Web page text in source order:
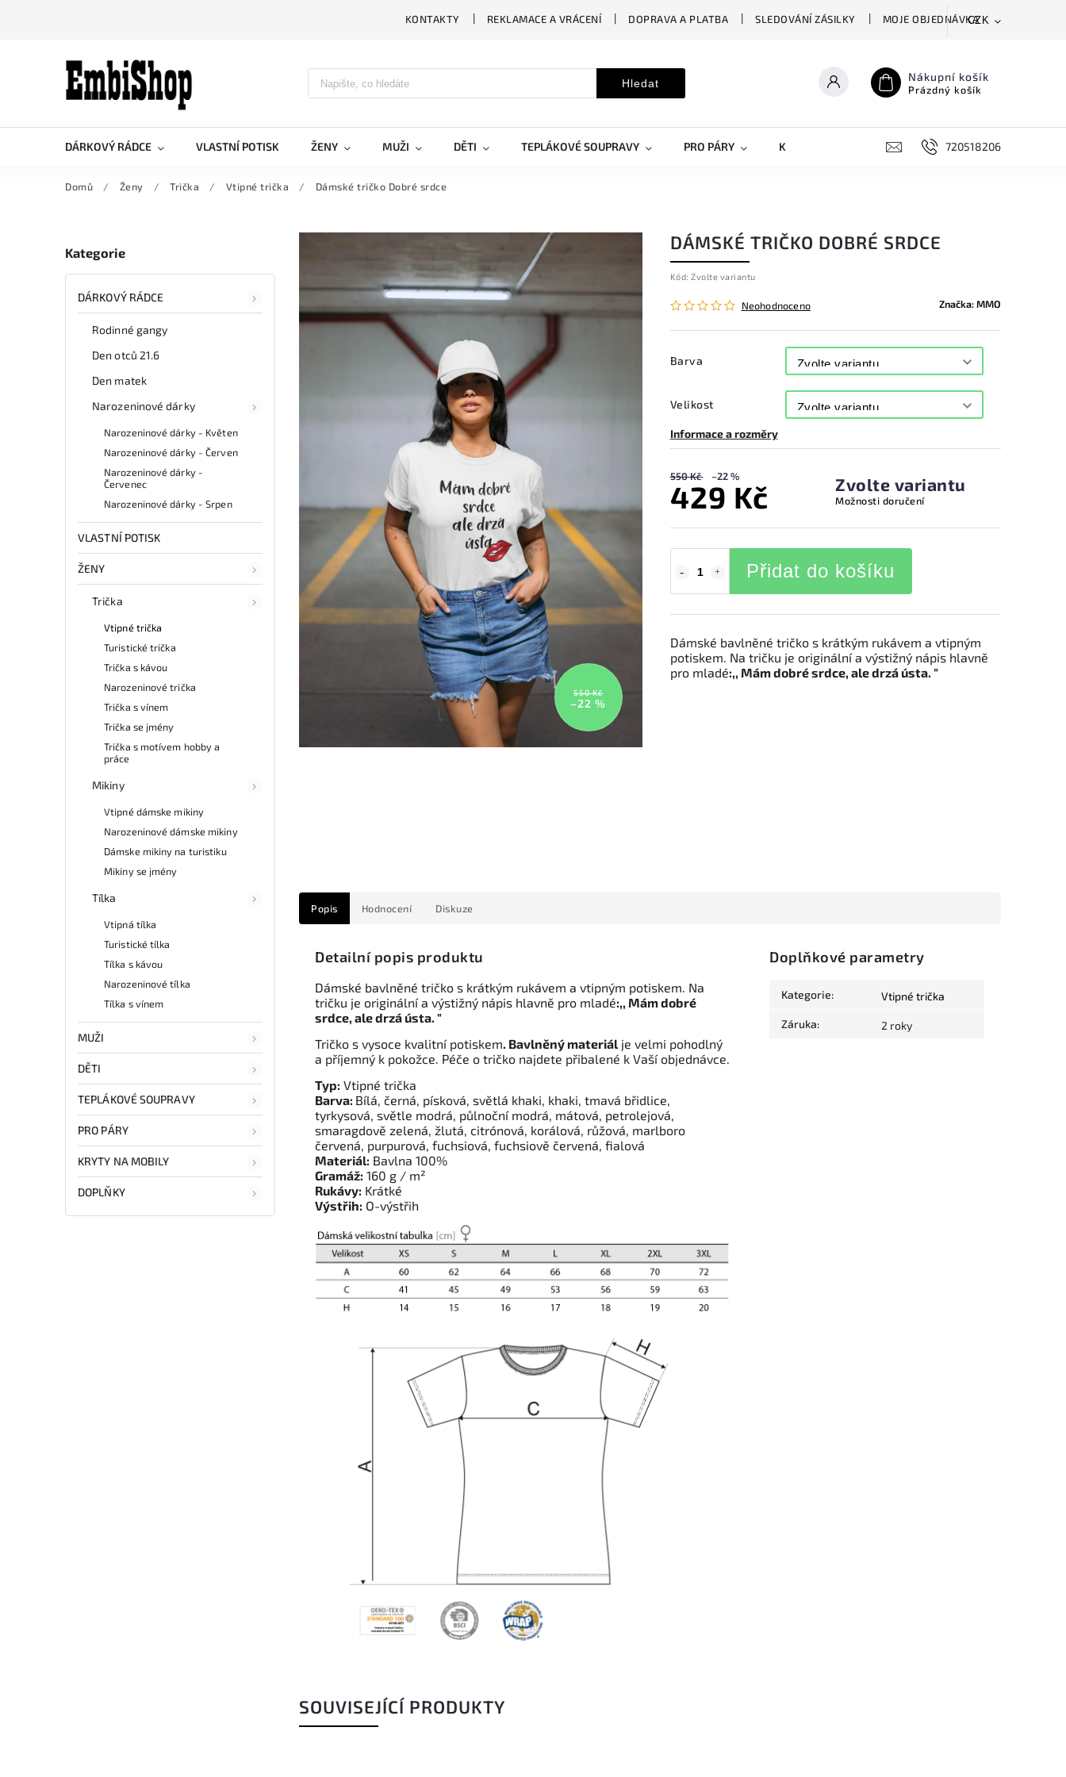
KONTAKTY REKLAMACE A VRÁCENÍ DOPRAVA A PLATBA SLEDOVÁNÍ ZÁSILKY MOJE OBJEDNÁVKACZK
Hledat Nákupní košík
Prázdný košík
DÁRKOVÝ RÁDCE VLASTNÍ POTISK ŽENY MUŽI DĚTI TEPLÁKOVÉ SOUPRAVY PRO PÁRY KRYTY NA MOBILY DOPLŇKY720518206
Domů / Ženy / Trička / Vtipné trička / Dámské tričko Dobré srdce
Kategorie
DÁRKOVÝ RÁDCE
Rodinné gangy
Den otců 21.6
Den matek
Narozeninové dárky
Narozeninové dárky - Květen
Narozeninové dárky - Červen
Narozeninové dárky -
Červenec
Narozeninové dárky - Srpen
VLASTNÍ POTISK
ŽENY
Trička
Vtipné trička
Turistické trička
Trička s kávou
Narozeninové trička
Trička s vínem
Trička se jmény
Trička s motívem hobby a
práce
Mikiny
Vtipné dámske mikiny
Narozeninové dámske mikiny
Dámske mikiny na turistiku
Mikiny se jmény
Tílka
Vtipná tílka
Turistické tílka
Tílka s kávou
Narozeninové tílka
Tílka s vínem
MUŽI
DĚTI
TEPLÁKOVÉ SOUPRAVY
PRO PÁRY
KRYTY NA MOBILY
DOPLŇKY
550 Kč
–22 %
DÁMSKÉ TRIČKO DOBRÉ SRDCE
Kód: Zvolte variantu
Neohodnoceno Značka:MMO
Barva
Velikost
Informace a rozměry
550 Kč –22 %
429 Kč Zvolte variantu
Možnosti doručení
Přidat do košíku
Dámské bavlněné tričko s krátkým rukávem a vtipným
potiskem. Na tričku je originální a výstižný nápis hlavně
pro mladé:,, Mám dobré srdce, ale drzá ústa. "
Popis Hodnocení Diskuze
Detailní popis produktu
Dámské bavlněné tričko s krátkým rukávem a vtipným potiskem. Na
tričku je originální a výstižný nápis hlavně pro mladé:,, Mám dobré
srdce, ale drzá ústa. "
Tričko s vysoce kvalitní potiskem. Bavlněný materiál je velmi pohodlný
a příjemný k pokožce. Péče o tričko najdete přibalené k Vaší objednávce.
Typ: Vtipné trička
Barva: Bílá, černá, písková, světlá khaki, khaki, tmavá břidlice,
tyrkysová, světle modrá, půlnoční modrá, mátová, petrolejová,
smaragdově zelená, žlutá, citrónová, korálová, růžová, marlboro
červená, purpurová, fuchsiová, fuchsiově červená, fialová
Materiál: Bavlna 100%
Gramáž: 160 g / m²
Rukávy: Krátké
Výstřih: O-výstřih
Doplňkové parametry
Kategorie: Vtipné trička
Záruka: 2 roky
SOUVISEJÍCÍ PRODUKTY